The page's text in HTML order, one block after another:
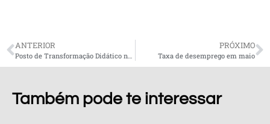
ANTERIOR
Posto de Transformação Didático no Laboratório ECOTERMOLAB
PRÓXIMO
Taxa de desemprego em maio
Também pode te interessar